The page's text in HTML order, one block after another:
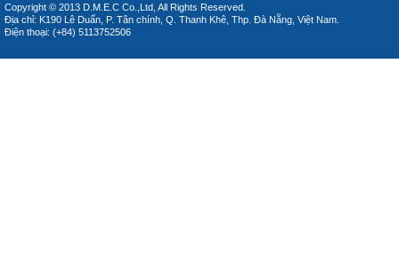
Copyright © 2013 D.M.E.C Co.,Ltd, All Rights Reserved.
Địa chỉ: K190 Lê Duẩn, P. Tân chính, Q. Thanh Khê, Thp. Đà Nẵng, Việt Nam.
Điện thoại: (+84) 5113752506